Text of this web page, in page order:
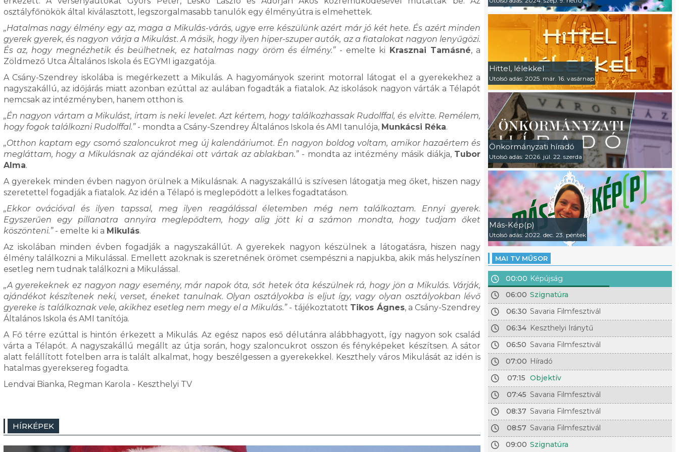
osztályfőnökök által kiválasztott, legszorgalmasabb tanulók egy élményútra is elmehettek.
„Hatalmas nagy élmény egy az, maga a Mikulás-várás, ugye erre készülünk azért már jó két hete. És azért minden
gyerek gyerek, és nagyon várja a Mikulást. A másik, hogy ilyen hiper-szuper autók, az a fiatalokat nagyon lenyűgözi.
És az, hogy megnézhetik és beülhetnek, ez hatalmas nagy öröm és élmény.”- emelte ki Krasznai Tamásné, a
Zöldmező Utca Általános Iskola és EGYMI igazgatója.
A Csány-Szendrey iskolába is megérkezett a Mikulás. A hagyományok szerint motorral látogat el a gyerekekhez a
nagyszakállú, az időjárás miatt azonban ezúttal az aulában fogadták a fiatalok. Az iskolások nagyon várták a Télapót
nemcsak az intézményben, hanem otthon is.
„Én nagyon vártam a Mikulást, írtam is neki levelet. Azt kértem, hogy találkozhassak Rudolffal, és elvitte. Remélem,
hogy fogok találkozni Rudolffal.”- mondta a Csány-Szendrey Általános Iskola és AMI tanulója, Munkácsi Réka.
„Otthon kaptam egy csomó szaloncukrot meg új kalendáriumot. Én nagyon boldog voltam, amikor hazaértem és
megláttam, hogy a Mikulásnak az ajándékai ott vártak az ablakban.”- mondta az intézmény másik diákja, Tubor
Alma.
A gyerekek minden évben nagyon örülnek a Mikulásnak. A nagyszakállú is szívesen látogatja meg őket, hiszen nagy
szeretettel fogadják a fiatalok. Az idén a Télapó is meglepődött a lelkes fogadtatáson.
„Ekkor ovációval és ilyen tapssal, meg ilyen reagálással életemben még nem találkoztam. Ennyi gyerek.
Egyszerűen egy pillanatra annyira meglepődtem, hogy alig jött ki a számon mondta, hogy tudjam őket
köszönteni.”- emelte ki a Mikulás.
Az iskolában minden évben fogadják a nagyszakállút. A gyerekek nagyon készülnek a látogatásra, hiszen nagy
élmény találkozni a Mikulással. Emellett azoknak is szeretnének örömet csempészni a napjukba, akik más helyszínen
esetleg nem tudnak találkozni a Mikulással.
„A gyerekeknek ez nagyon nagy esemény, már napok óta, sőt hetek óta készülnek rá, hogy jön a Mikulás. Várják,
ajándékot készítenek neki, verset, éneket tanulnak. Olyan osztályokba is eljut így, vagy olyan osztályokban lévő
gyereke is találkoznak vele, akikhez esetleg nem megy el a Mikulás.”- tájékoztatott Tikos Ágnes, a Csány-Szendrey
Általános Iskola és AMI tanítója.
A Fő térre ezúttal is hintón érkezett a Mikulás. Az egész napos eső délutánra alábbhagyott, így nagyon sok család
várta a Télapót. A nagyszakállú megállt az útja során, hogy szaloncukrot osszon és fényképeket készítsen. A sátor
alatt felállított fotelben arra is talált alkalmat, hogy beszélgessen a gyerekekkel. Keszthely város Mikulását az idén is
hatalmas gyereksereg fogadta.
Lendvai Bianka, Regman Karola - Keszthelyi TV
HÍRKÉPEK
Hittel, lélekkel
Utolsó adás: 2025. már. 16. vasárnap
Önkormányzati híradó
Utolsó adás: 2026. júl. 22. szerda
Más-Kép(p)
Utolsó adás: 2022. dec. 23. péntek
MAI TV MŰSOR
00:00 Képújság
06:00 Szignatúra
06:30 Savaria Filmfesztivál
06:34 Keszthelyi Iránytű
06:50 Savaria Filmfesztivál
07:00 Híradó
07:15 Objektív
07:45 Savaria Filmfesztivál
08:37 Savaria Filmfesztivál
08:57 Savaria Filmfesztivál
09:00 Szignatúra